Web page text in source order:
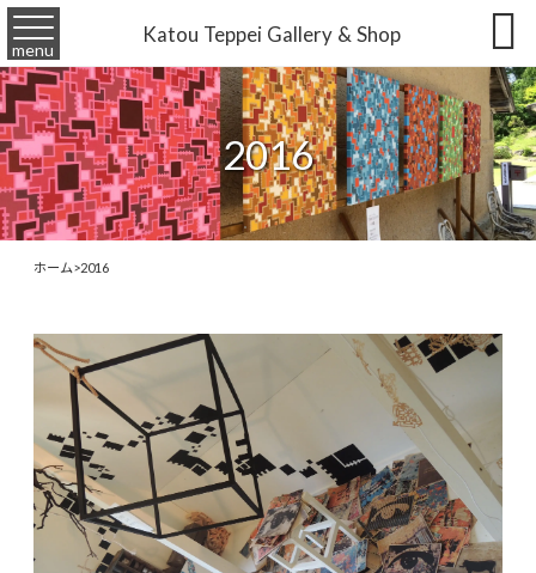
Katou Teppei Gallery & Shop
menu 
2016
ホーム>2016